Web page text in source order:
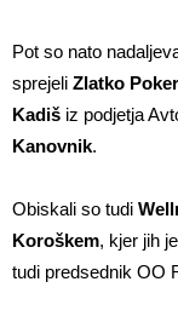
Pot so nato
sprejeli Zlatko
Kadiš iz podjetja
Kanovnik.
Obiskali so tudi
Koroškem, kjer jih
tudi predsednik OO